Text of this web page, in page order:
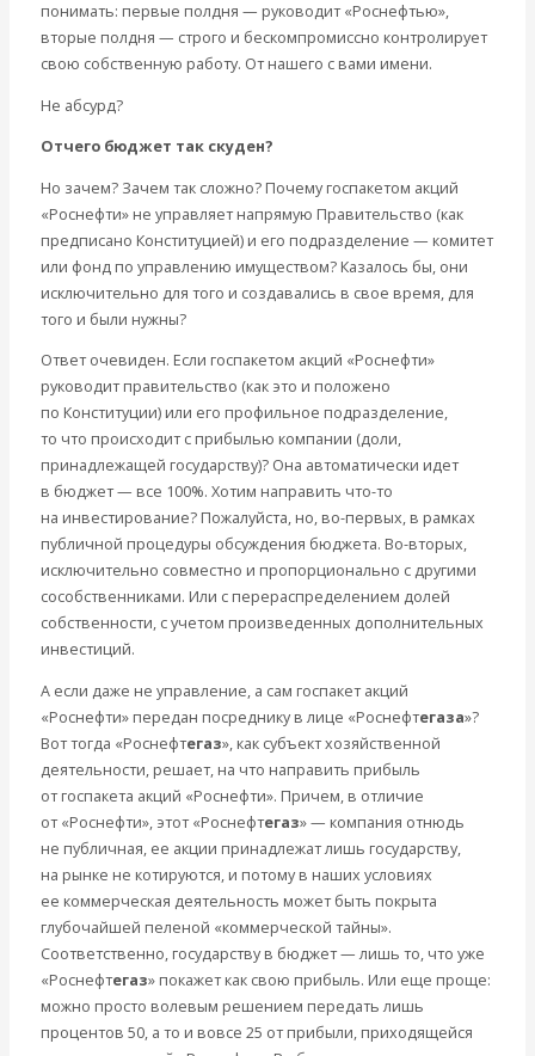
понимать: первые полдня — руководит «Роснефтью»,
вторые полдня — строго и бескомпромиссно контролирует
свою собственную работу. От нашего с вами имени.
Не абсурд?
Отчего бюджет так скуден?
Но зачем? Зачем так сложно? Почему госпакетом акций
«Роснефти» не управляет напрямую Правительство (как
предписано Конституцией) и его подразделение — комитет
или фонд по управлению имуществом? Казалось бы, они
исключительно для того и создавались в свое время, для
того и были нужны?
Ответ очевиден. Если госпакетом акций «Роснефти»
руководит правительство (как это и положено
по Конституции) или его профильное подразделение,
то что происходит с прибылью компании (доли,
принадлежащей государству)? Она автоматически идет
в бюджет — все 100%. Хотим направить что-то
на инвестирование? Пожалуйста, но, во-первых, в рамках
публичной процедуры обсуждения бюджета. Во-вторых,
исключительно совместно и пропорционально с другими
сособственниками. Или с перераспределением долей
собственности, с учетом произведенных дополнительных
инвестиций.
А если даже не управление, а сам госпакет акций
«Роснефти» передан посреднику в лице «Роснефтегаза»?
Вот тогда «Роснефтегаз», как субъект хозяйственной
деятельности, решает, на что направить прибыль
от госпакета акций «Роснефти». Причем, в отличие
от «Роснефти», этот «Роснефтегаз» — компания отнюдь
не публичная, ее акции принадлежат лишь государству,
на рынке не котируются, и потому в наших условиях
ее коммерческая деятельность может быть покрыта
глубочайшей пеленой «коммерческой тайны».
Соответственно, государству в бюджет — лишь то, что уже
«Роснефтегаз» покажет как свою прибыль. Или еще проще:
можно просто волевым решением передать лишь
процентов 50, а то и вовсе 25 от прибыли, приходящейся